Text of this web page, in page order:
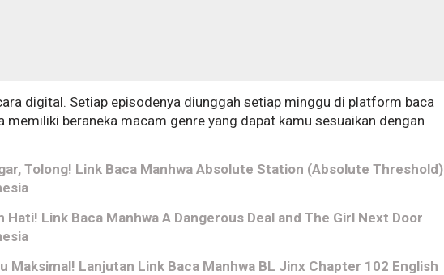
digital. Setiap episodenya diunggah setiap minggu di platform baca
memiliki beraneka macam genre yang dapat kamu sesuaikan dengan
Tolong! Link Baca Manhwa Absolute Station (Absolute Threshold)
Hati! Link Baca Manhwa A Dangerous Deal and The Girl Next Door
Maksimal! Lanjutan Link Baca Manhwa BL Jinx Chapter 102 English